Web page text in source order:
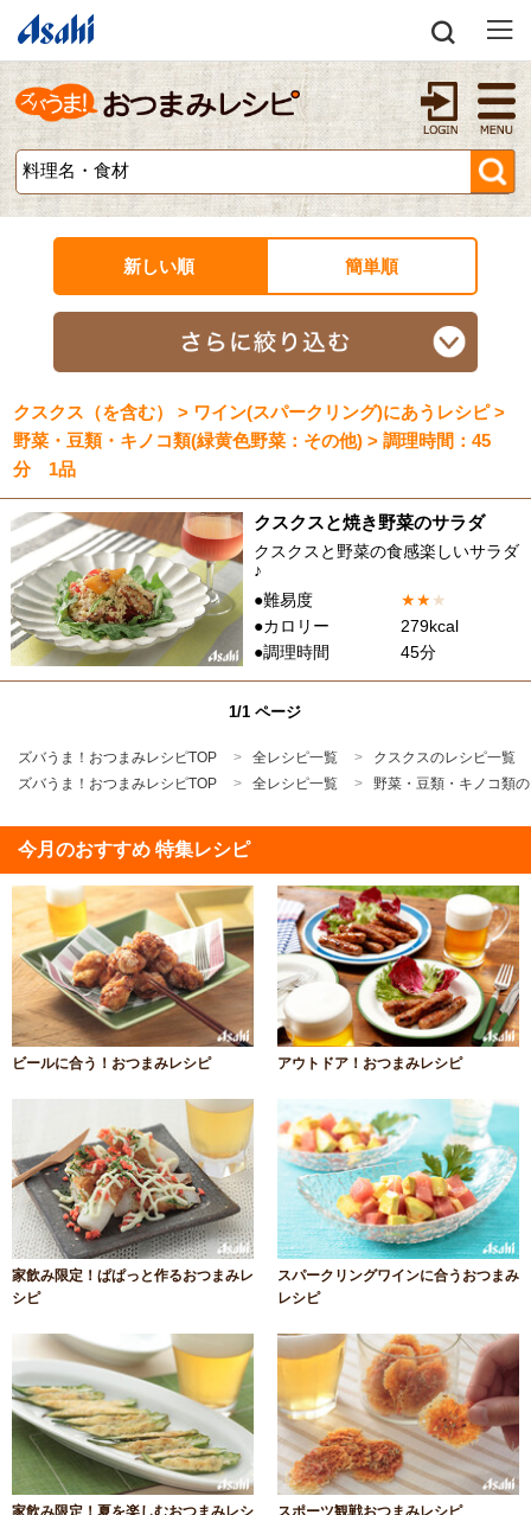
新しい順 簡単順
クスクス（を含む） > ワイン(スパークリング)にあうレシピ >
野菜・豆類・キノコ類(緑黄色野菜：その他) > 調理時間：45
分 1品
クスクスと焼き野菜のサラダ
クスクスと野菜の食感楽しいサラダ
♪
●難易度
★★★
●カロリー
279kcal
●調理時間
45分
1/1 ページ
ズバうま！おつまみレシピTOP 全レシピ一覧
クスクスのレシピ一覧
ズバうま！おつまみレシピTOP
全レシピ一覧 野菜・豆類・キノコ類
今月のおすすめ 特集レシピ
ビールに合う！おつまみレシピ アウトドア！おつまみレシピ
家飲み限定！ぱぱっと作るおつまみレ
シピ
スパークリングワインに合うおつまみ
レシピ
家飲み限定！夏を楽しむおつまみレシ
スポーツ観戦おつまみレシピ